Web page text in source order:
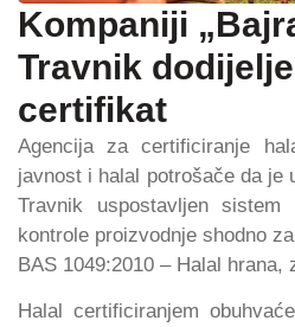
Kompaniji
Travnik
certifikat
Agencija za certificiranje
javnost i halal potrošače da je
Travnik uspostavljen
kontrole proizvodnje shodno
BAS 1049:2010 – Halal hrana,
Halal certificiranjem